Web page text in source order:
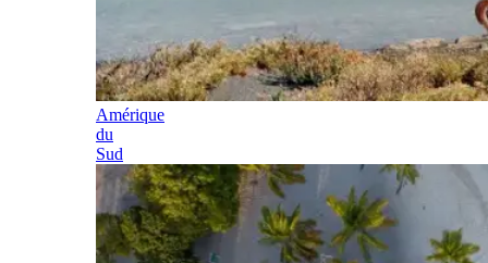
Amérique
du
Sud